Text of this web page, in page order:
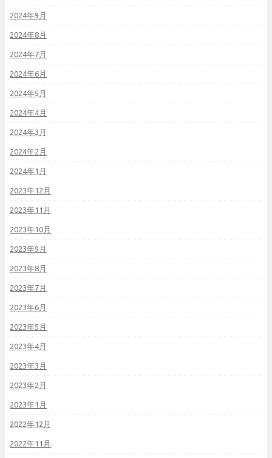
2024年9月
2024年8月
2024年7月
2024年6月
2024年5月
2024年4月
2024年3月
2024年2月
2024年1月
2023年12月
2023年11月
2023年10月
2023年9月
2023年8月
2023年7月
2023年6月
2023年5月
2023年4月
2023年3月
2023年2月
2023年1月
2022年12月
2022年11月